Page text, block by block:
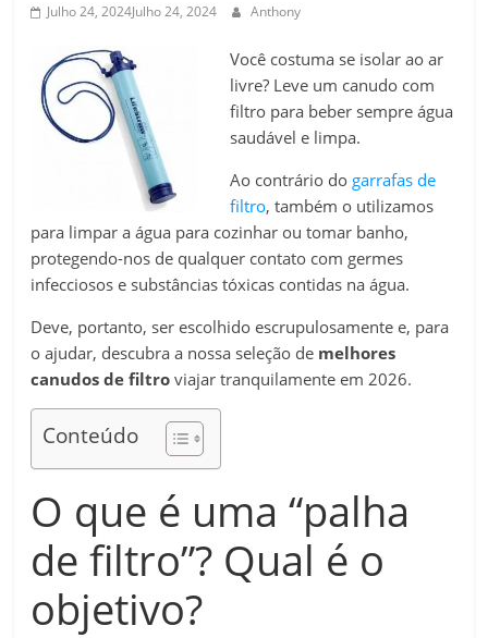
Julho 24, 2024Julho 24, 2024 Anthony
Você costuma se isolar ao ar
livre? Leve um canudo com
filtro para beber sempre água
saudável e limpa.
Ao contrário do garrafas de
filtro, também o utilizamos
para limpar a água para cozinhar ou tomar banho,
protegendo-nos de qualquer contato com germes
infecciosos e substâncias tóxicas contidas na água.
Deve, portanto, ser escolhido escrupulosamente e, para
o ajudar, descubra a nossa seleção de melhores
canudos de filtro viajar tranquilamente em 2026.
Conteúdo
O que é uma “palha
de filtro”? Qual é o
objetivo?